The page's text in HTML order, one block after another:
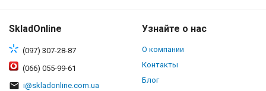
SkladOnline
(097) 307-28-87
(066) 055-99-61
i@skladonline.com.ua
Узнайте о нас
О компании
Контакты
Блог